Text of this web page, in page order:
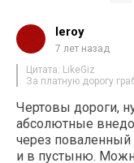
leroy
7 лет назад
Цитата: LikeGiz
За платную дорогу
Чертовы дороги,
абсолютные
через поваленный
и в пустыню.